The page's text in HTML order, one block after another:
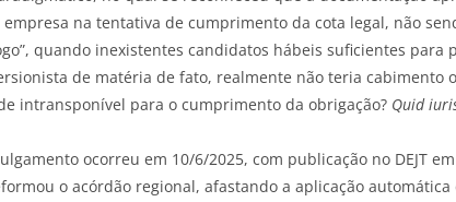
na tentativa de cumprimento da cota legal, não
quando inexistentes candidatos hábeis suficientes para
de matéria de fato, realmente não teria cabimento
intransponível para o cumprimento da obrigação? Quid
ocorreu em 10/6/2025, com publicação no DEJT
o acórdão regional, afastando a aplicação automática